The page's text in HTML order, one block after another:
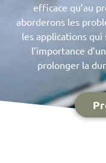
efficace qu’au
aborderons les
les applications
l’importance
prolonger la